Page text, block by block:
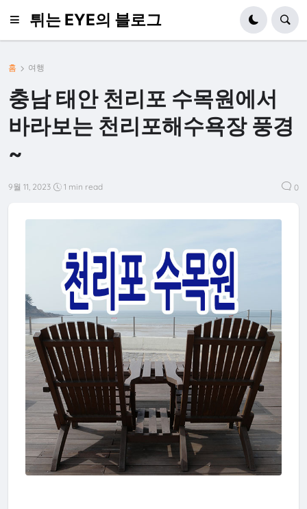
튀는 EYE의 블로그
홈 여행
충남 태안 천리포 수목원에서
바라보는 천리포해수욕장 풍경
~
9월 11, 2023 1 min read 0